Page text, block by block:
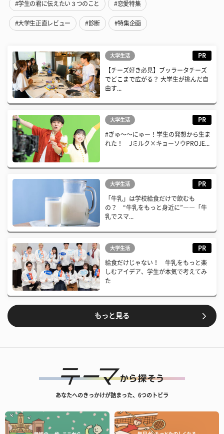
#学生の君に伝えたい３つのこと #恋愛特集
#大学生正直レビュー #診断 #特集企画
大学生活 PR
【チーズ好き必見】ブッラータチーズ
でどこまで広がる？ 大学生が挑んだ自
由す...
大学生活 PR
#ぎゅ〜〜にゅー！学生の発想から生ま
れた！ Jミルク×キョーソウPROJE...
大学生活 PR
「牛乳」は学校給食だけで飲むも
の？ “牛乳をもっと身近に”――「牛
乳でスマ...
大学生活 PR
給食だけじゃない！ 牛乳をもっと楽
しむアイデア、学生が本気で考えてみ
た
もっと見る
あなたへのきっかけが詰まった、6つのトビラ